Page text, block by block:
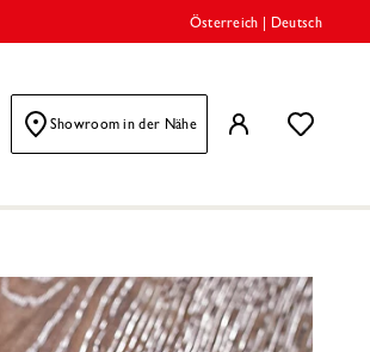
Österreich Deutsch
Showroom in der Nähe